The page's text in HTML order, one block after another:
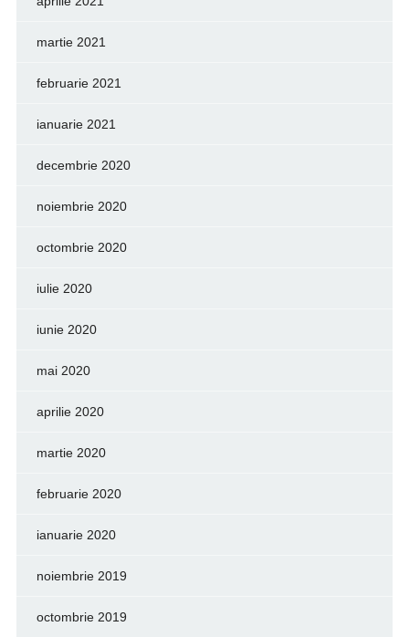
martie 2021
februarie 2021
ianuarie 2021
decembrie 2020
noiembrie 2020
octombrie 2020
iulie 2020
iunie 2020
mai 2020
aprilie 2020
martie 2020
februarie 2020
ianuarie 2020
noiembrie 2019
octombrie 2019